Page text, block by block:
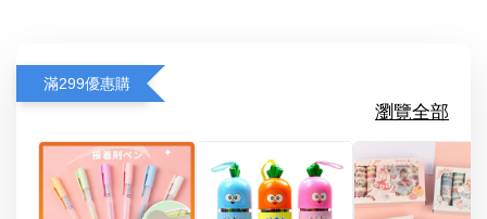
滿299優惠購
瀏覽全部